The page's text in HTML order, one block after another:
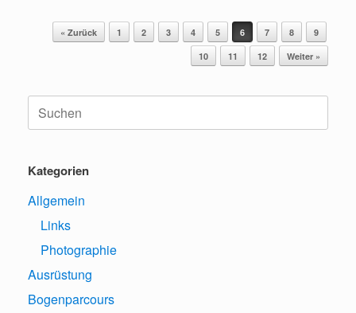
Beitragsnavigation
« Zurück 1 2 3 4 5 6 7 8
9
10
11 12 Weiter »
Suche
nach:
Kategorien
Allgemein
Links
Photographie
Ausrüstung
Bogenparcours